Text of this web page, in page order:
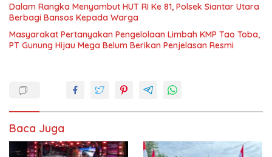
Dalam Rangka Menyambut HUT RI Ke 81, Polsek Siantar Utara
Berbagi Bansos Kepada Warga
Masyarakat Pertanyakan Pengelolaan Limbah KMP Tao Toba,
PT Gunung Hijau Mega Belum Berikan Penjelasan Resmi
Baca Juga